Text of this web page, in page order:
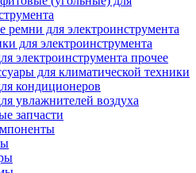
ремни для электроинструмента
для электроинструмента
электроинструмента прочее
для климатической техники
кондиционеров
увлажнителей воздуха
запчасти